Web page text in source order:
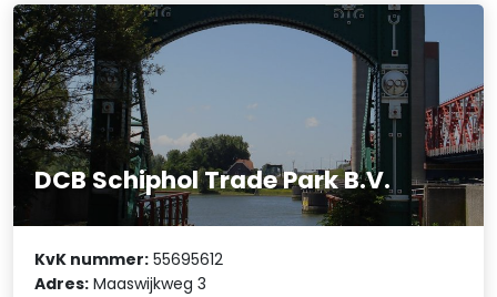
DCB Schiphol Trade Park B.V.
KvK nummer: 55695612
Adres: Maaswijkweg 3